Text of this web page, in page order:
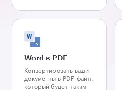
Word в PDF
Конвертировать ваши
документы в PDF-файл,
который будет таким